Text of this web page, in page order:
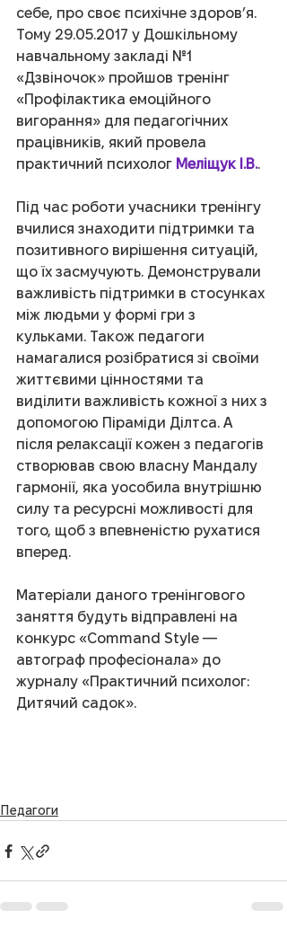
себе, про своє психічне здоров’я.
Тому 29.05.2017 у Дошкільному
навчальному закладі №1
«Дзвіночок» пройшов тренінг
«Профілактика емоційного
вигорання» для педагогічних
працівників, який провела
практичний психолог Меліщук І.В..
Під час роботи учасники тренінгу
вчилися знаходити підтримки та
позитивного вирішення ситуацій,
що їх засмучують. Демонстрували
важливість підтримки в стосунках
між людьми у формі гри з
кульками. Також педагоги
намагалися розібратися зі своїми
життєвими цінностями та
виділити важливість кожної з них з
допомогою Піраміди Ділтса. А
після релаксації кожен з педагогів
створював свою власну Мандалу
гармонії, яка уособила внутрішню
силу та ресурсні можливості для
того, щоб з впевненістю рухатися
вперед.
Матеріали даного тренінгового
заняття будуть відправлені на
конкурс «Command Style —
автограф професіонала» до
журналу «Практичний психолог:
Дитячий садок».
Педагоги